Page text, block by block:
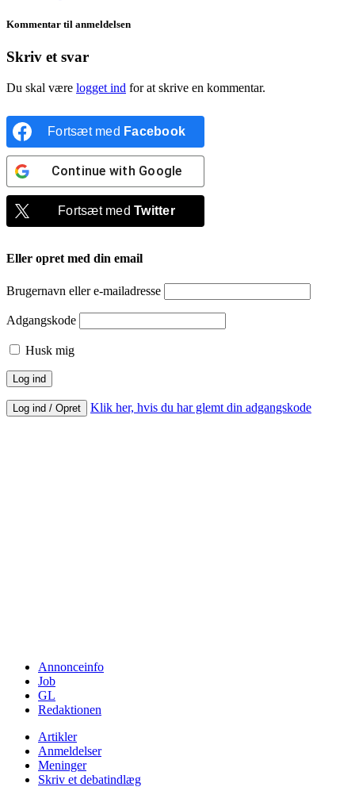
Kommentar til anmeldelsen
Skriv et svar
Du skal være logget ind for at skrive en kommentar.
Fortsæt med Facebook
Continue with Google
Fortsæt medTwitter
Eller opret med din email
Brugernavn eller e-mailadresse
Adgangskode
Husk mig
Log ind / Opret Klik her, hvis du har glemt din adgangskode
Annonceinfo
Job
GL
Redaktionen
Artikler
Anmeldelser
Meninger
Skriv et debatindlæg